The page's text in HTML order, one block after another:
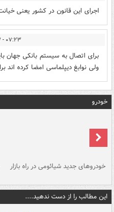
اجرای این قانون در کشور یعنی
۰۷:۲۳ - ۱۳۹۵/۰۶/۲۷
برای اتصال به سیستم بانکی جهان
ولی نوابغ دیپلماسی امضا کرده اند برای 8 سال بعد تازه تعلیق
خودرو
خودروهای جدید شیائومی در راه بازار
این مطالب را از دست ندهید....